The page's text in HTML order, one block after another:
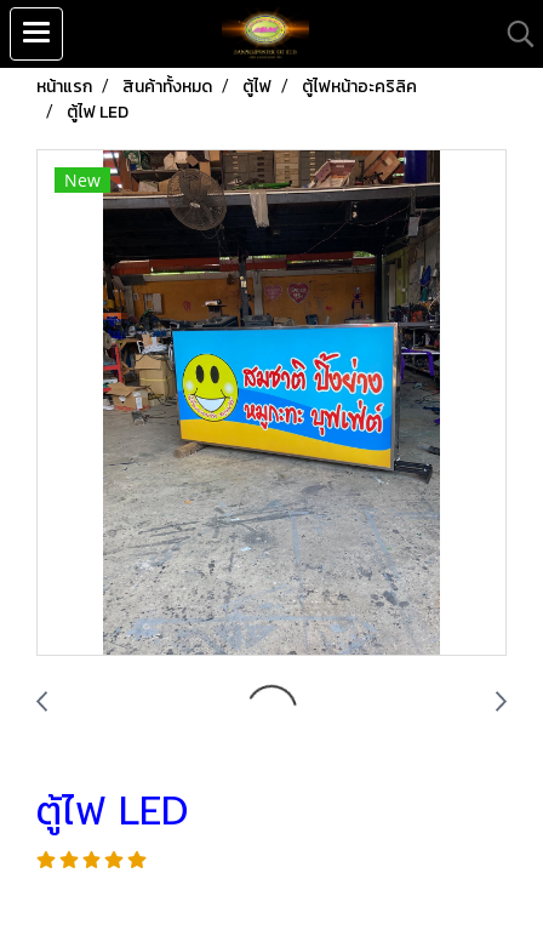
หน้าแรก สินค้าทั้งหมด ตู้ไฟ
ตู้ไฟหน้าอะคริลิค
ตู้ไฟ LED
New
ตู้ไฟ LED